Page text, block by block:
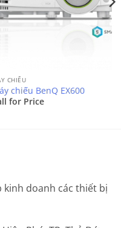
CHIẾU
chiếu BenQ EX600
for Price
kinh doanh các thiết bị